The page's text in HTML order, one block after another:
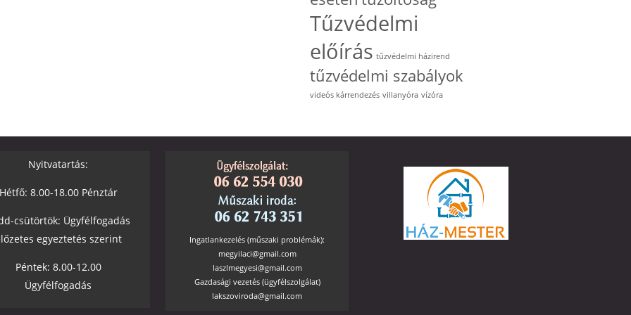
Tűzvédelmi
előírás tűzvédelmi házirend
tűzvédelmi szabályok
videós kárrendezés villanyóra vízóra
Nyitvatartás:
8.00-18.00 Pénztár
csütörtök: Ügyfélfogadás
egyeztetés szerint
Péntek: 8.00-12.00
Ügyfélfogadás
Ingatlankezelés (műszaki problémák):
megyilaci@gmail.com
laszlmegyesi@gmail.com
Gazdasági vezetés (ügyfélszolgálat)
lakszoviroda@gmail.com